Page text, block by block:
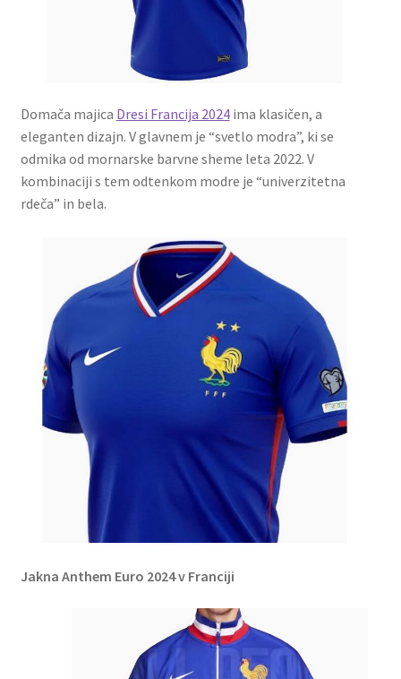
Domača majica Dresi Francija 2024ima klasičen, a
eleganten dizajn. V glavnem je “svetlo modra”, ki se
odmika od mornarske barvne sheme leta 2022. V
kombinaciji s tem odtenkom modre je “univerzitetna
rdeča” in bela.
Jakna Anthem Euro 2024 v Franciji